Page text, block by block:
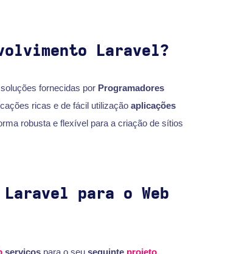
Laravel?
fornecidas por Programadores
ricas e de fácil utilização aplicações
robusta e flexível para a criação de sítios
para o Web
serviçospara o seu seguinte projeto.